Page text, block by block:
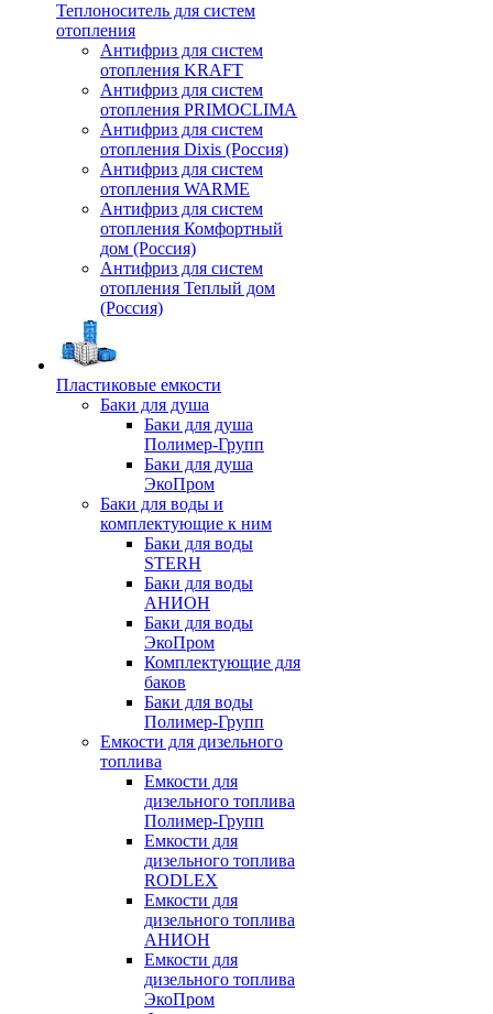
Теплоноситель для систем
отопления
Антифриз для систем
отопления KRAFT
Антифриз для систем
отопления PRIMOCLIMA
Антифриз для систем
отопления Dixis (Россия)
Антифриз для систем
отопления WARME
Антифриз для систем
отопления Комфортный
дом (Россия)
Антифриз для систем
отопления Теплый дом
(Россия)
Пластиковые емкости
Баки для душа
Баки для душа
Полимер-Групп
Баки для душа
ЭкоПром
Баки для воды и
комплектующие к ним
Баки для воды
STERH
Баки для воды
АНИОН
Баки для воды
ЭкоПром
Комплектующие для
баков
Баки для воды
Полимер-Групп
Емкости для дизельного
топлива
Емкости для
дизельного топлива
Полимер-Групп
Емкости для
дизельного топлива
RODLEX
Емкости для
дизельного топлива
АНИОН
Емкости для
дизельного топлива
ЭкоПром